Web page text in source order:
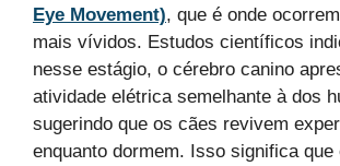
Eye Movement), que é onde
mais vívidos. Estudos científicos
nesse estágio, o cérebro canino
atividade elétrica semelhante à dos
sugerindo que os cães revivem
enquanto dormem. Isso significa que